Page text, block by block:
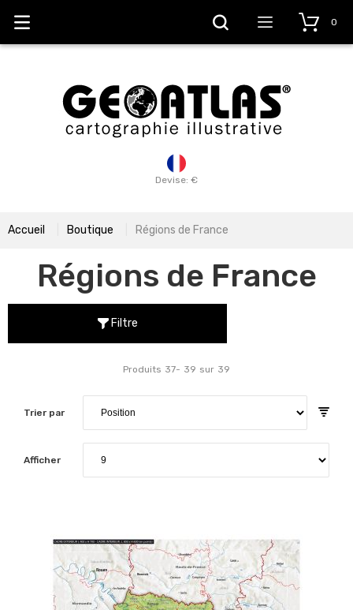
Devise: €
0
Accueil Boutique Régions de France
Régions de France
Filtre
Trier par
Produits 37- 39 sur 39
Afficher